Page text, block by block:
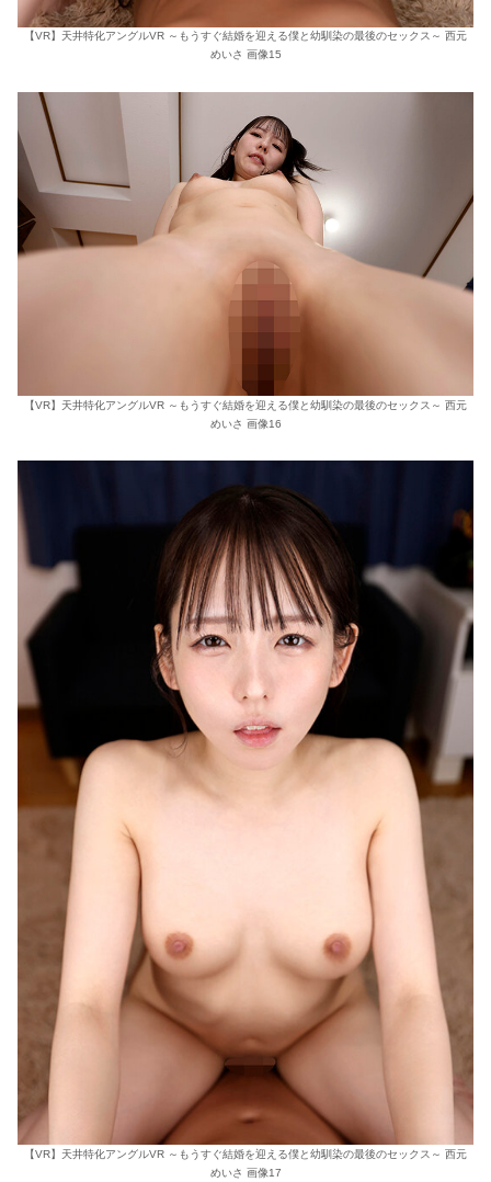
【VR】天井特化アングルVR ～もうすぐ結婚を迎える僕と幼馴染の最後のセックス～ 西元
めいさ 画像15
【VR】天井特化アングルVR ～もうすぐ結婚を迎える僕と幼馴染の最後のセックス～ 西元
めいさ 画像16
【VR】天井特化アングルVR ～もうすぐ結婚を迎える僕と幼馴染の最後のセックス～ 西元
めいさ 画像17